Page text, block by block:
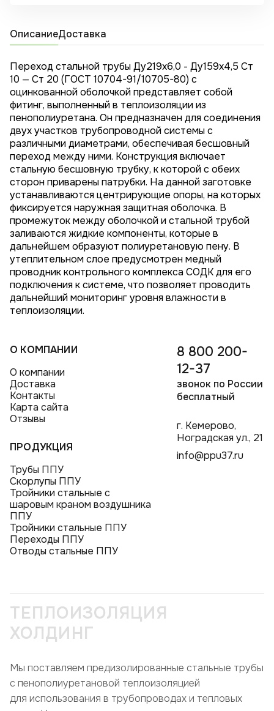
ОписаниеДоставка
Переход стальной трубы Ду219х6,0 - Ду159x4,5 Ст
10 — Ст 20 (ГОСТ 10704-91/10705-80) с
оцинкованной оболочкой представляет собой
фитинг, выполненный в теплоизоляции из
пенополиуретана. Он предназначен для соединения
двух участков трубопроводной системы с
различными диаметрами, обеспечивая бесшовный
переход между ними. Конструкция включает
стальную бесшовную трубку, к которой с обеих
сторон приварены патрубки. На данной заготовке
устанавливаются центрирующие опоры, на которых
фиксируется наружная защитная оболочка. В
промежуток между оболочкой и стальной трубой
заливаются жидкие компоненты, которые в
дальнейшем образуют полиуретановую пену. В
утеплительном слое предусмотрен медный
проводник контрольного комплекса СОДК для его
подключения к системе, что позволяет проводить
дальнейший мониторинг уровня влажности в
теплоизоляции.
О КОМПАНИИ
О компании
Доставка
Контакты
Карта сайта
Отзывы
ПРОДУКЦИЯ
Трубы ППУ
Скорлупы ППУ
Тройники стальные с
шаровым краном воздушника
ППУ
Тройники стальные ППУ
Переходы ППУ
Отводы стальные ППУ
8 800 200-
12-37
звонок по России
бесплатный
г. Кемерово,
Ноградская ул., 21
info@ppu37.ru
ТЕПЛОИЗОЛЯЦИЯ
ХОЛДИНГ
Мы поставляем предизолированные стальные трубы
с пенополиуретановой теплоизоляцией
для использования в трубопроводах и тепловых